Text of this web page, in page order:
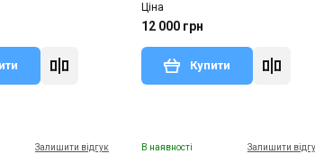
Ціна
12 000 грн
Купити
Залишити відгук В наявності Залишити